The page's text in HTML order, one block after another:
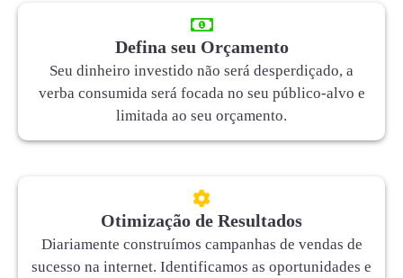
Defina seu Orçamento
Seu dinheiro investido não será desperdiçado, a
verba consumida será focada no seu público-alvo e
limitada ao seu orçamento.
Otimização de Resultados
Diariamente construímos campanhas de vendas de
sucesso na internet. Identificamos as oportunidades e